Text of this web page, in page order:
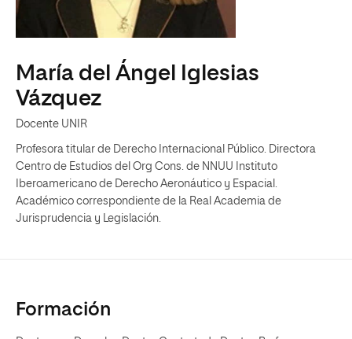
María del Ángel Iglesias
Vázquez
Docente UNIR
Profesora titular de Derecho Internacional Público. Directora
Centro de Estudios del Org Cons. de NNUU Instituto
Iberoamericano de Derecho Aeronáutico y Espacial.
Académico correspondiente de la Real Academia de
Jurisprudencia y Legislación.
Formación